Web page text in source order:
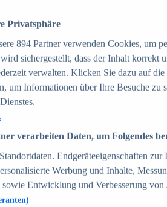
Zum Report
Entwicklung des Umsatzes in
2025
in Deutschland und weltweit
Top-50 Online Shops in
von Online-Zahlungsverfahren in
Warengruppen im Online-Handel in
2025
Privatsphäre
894Partner verwenden Cookies, um
sichergestellt, dass der Inhalt korrekt
verwalten. Klicken Sie dazu auf
um Informationen über Ihre Besuche
verarbeiten Daten, um Folgendes
Endgeräteeigenschaften
Werbung und Inhalte,
Entwicklung und Verbesserung von